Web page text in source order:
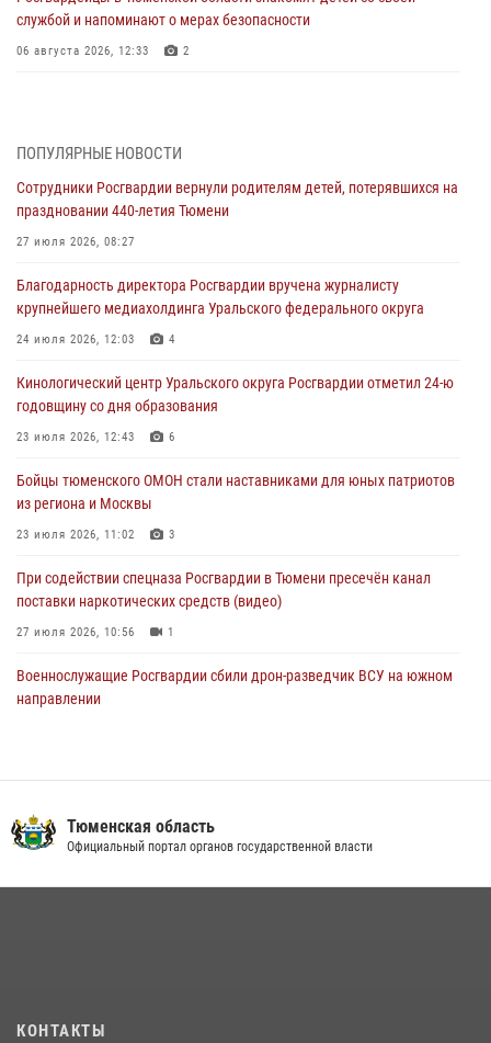
службой и напоминают о мерах безопасности
06 августа 2026, 12:33 2
06 августа 2026, 04:41 3
Росгвардейцы в Тюменской области почтили память генерала
армии Ивана Кирилловича Яковлева
05 августа 2026, 11:03
В Тюмени офицер Росгвардии в радиоэфире напомнил гражданам о
мерах безопасного владения оружием
05 августа 2026, 09:56
Военнослужащие Росгвардии сбили дрон-разведчик ВСУ на южном
направлении
05 августа 2026, 05:35
Стальной характер продемонстрировали росгвардейцы в ходе
масштабных спортивных событий на Урале
05 августа 2026, 05:22
ПОПУЛЯРНЫЕ НОВОСТИ
Сотрудники Росгвардии вернули родителям детей, потерявшихся на
праздновании 440-летия Тюмени
27 июля 2026, 08:27
Благодарность директора Росгвардии вручена журналисту
крупнейшего медиахолдинга Уральского федерального округа
24 июля 2026, 12:03 4
Кинологический центр Уральского округа Росгвардии отметил 24-ю
годовщину со дня образования
23 июля 2026, 12:43 6
Бойцы тюменского ОМОН стали наставниками для юных патриотов
из региона и Москвы
23 июля 2026, 11:02 3
При содействии спецназа Росгвардии в Тюмени пресечён канал
поставки наркотических средств (видео)
27 июля 2026, 10:56 1
Военнослужащие Росгвардии сбили дрон-разведчик ВСУ на южном
направлении
03 августа 2026, 07:23 1
Тюменская область
Официальный портал органов государственной власти
КОНТАКТЫ